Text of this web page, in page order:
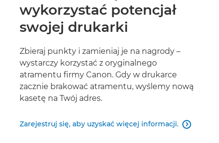
wykorzystać potencjał
swojej drukarki
Zbieraj punkty i zamieniaj je na nagrody –
wystarczy korzystać z oryginalnego
atramentu firmy Canon. Gdy w drukarce
zacznie brakować atramentu, wyślemy nową
kasetę na Twój adres.
Zarejestruj się, aby uzyskać więcej informacji. 